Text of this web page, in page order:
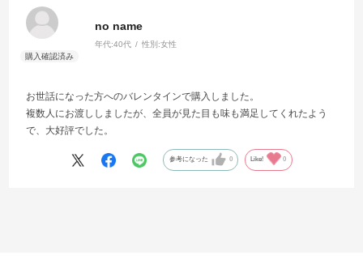
no name
年代:40代 性別:女性
お世話になった方へのバレンタインで購入しました。
複数人にお渡ししましたが、全員が見た目も味も満足してくれたよう
で、大好評でした。
参考になった 0 Like! 0